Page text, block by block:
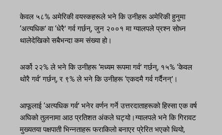
केवल ५८% अमेरिकी वयस्कहरूले भने कि उनीहरू अमेरिकी हुनुमा
‘अत्यधिक’ वा ‘धेरै’ गर्व गर्छन्, जुन २००१ मा ग्यालपले प्रश्न सोध्न
थालेदेखिको सबैभन्दा कम संख्या हो।
अर्को २२% ले भने कि उनीहरू ‘मध्यम रूपमा गर्व’ गर्छन्, १५% ‘केवल
थोरै गर्व’ गर्छन्, र ९% ले भने कि उनीहरू ‘एकदमै गर्व गर्दैनन्’।
आफूलाई ‘अत्यधिक गर्व’ भनेर वर्णन गर्ने उत्तरदाताहरूको हिस्सा एक वर्ष
अघिको तुलनामा आठ प्रतिशत अंकले घट्यो।ग्यालपले भने कि गिरावट
मुख्यतया पक्षपाती भिन्नताहरू फराकिलो बनाएर प्रेरित भएको थियो,